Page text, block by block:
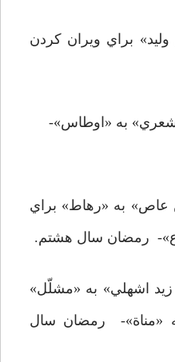
براي ويران کردن
به «رهاط» براي
رمضان سال هشتم.
اشهلي» به «مشلّل»
«مناة»- رمضان سال